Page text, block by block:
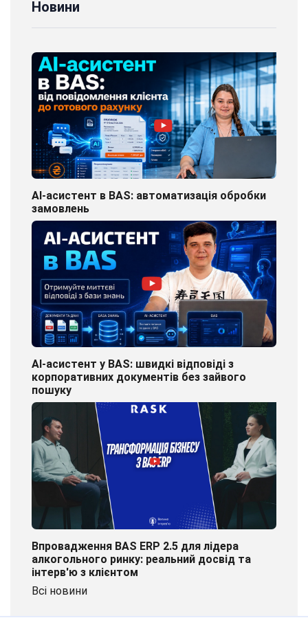
Новини
AI-асистент в BAS: автоматизація обробки
замовлень
AI-асистент у BAS: швидкі відповіді з
корпоративних документів без зайвого
пошуку
Впровадження BAS ERP 2.5 для лідера
алкогольного ринку: реальний досвід та
інтерв'ю з клієнтом
Всі новини